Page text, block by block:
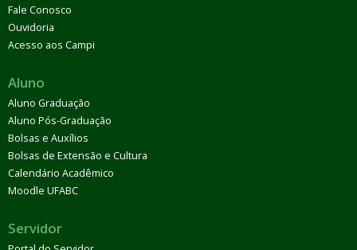
Fale Conosco
Ouvidoria
Acesso aos Campi
Aluno
Aluno Graduação
Aluno Pós-Graduação
Bolsas e Auxílios
Bolsas de Extensão e Cultura
Calendário Acadêmico
Moodle UFABC
Servidor